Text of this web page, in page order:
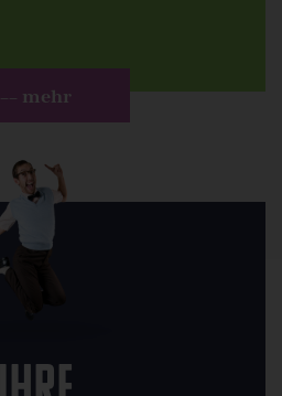
–– mehr